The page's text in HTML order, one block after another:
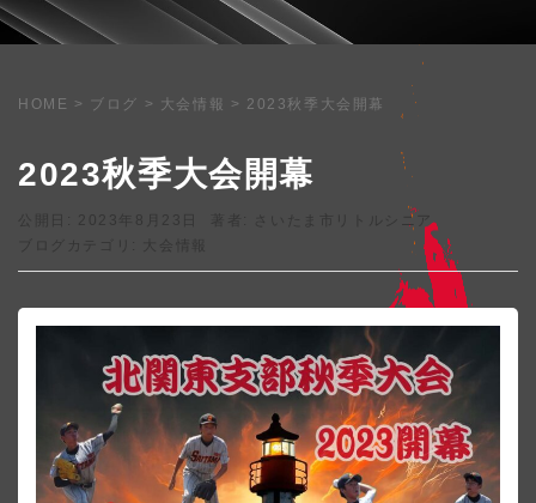
HOME > ブログ > 大会情報 > 2023秋季大会開幕
2023秋季大会開幕
さいたま市リトルシニア